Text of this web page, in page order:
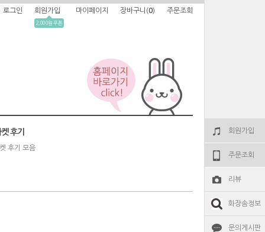
회원가입
주문조회
리뷰
화장솜정보
문의게시판
로그인 회원가입
2,000원 쿠폰
마이페이지 장바구니(0) 주문조회
후기
후기 모음